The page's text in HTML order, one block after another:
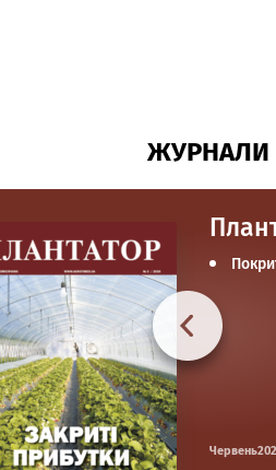
ЖУРНАЛИ